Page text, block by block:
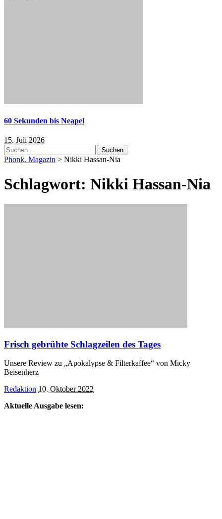
60 Sekunden bis Neapel
15. Juli 2026
Suchen
nach:
Phonk. Magazin > Nikki Hassan-Nia
Schlagwort: Nikki Hassan-Nia
Frisch gebrühte Schlagzeilen des Tages
Unsere Review zu „Apokalypse & Filterkaffee“ von Micky
Beisenherz
Posted
Redaktion 10. Oktober 2022
Aktuelle Ausgabe lesen: